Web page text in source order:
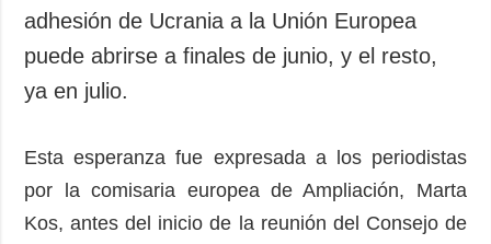
adhesión de Ucrania a la Unión Europea
puede abrirse a finales de junio, y el resto,
ya en julio.
Esta esperanza fue expresada a los periodistas
por la comisaria europea de Ampliación, Marta
Kos, antes del inicio de la reunión del Consejo de